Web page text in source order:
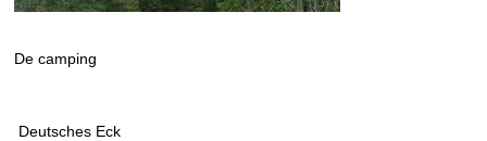
De camping
Deutsches Eck